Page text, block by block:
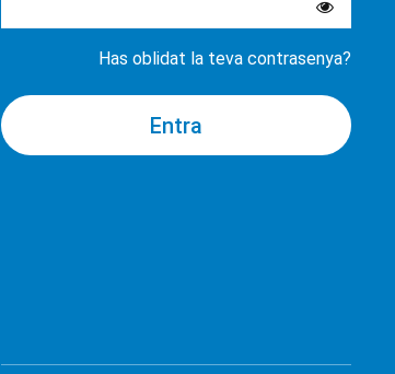
Has oblidat la teva contrasenya?